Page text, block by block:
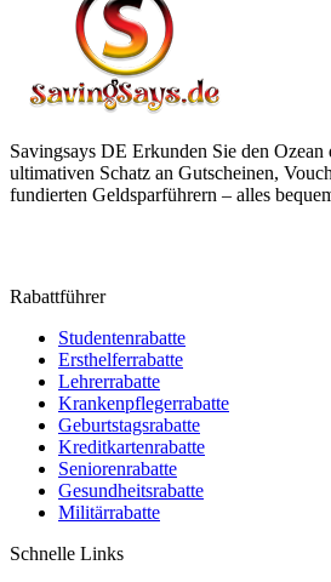
Savingsays DE Erkunden Sie den
ultimativen Schatz an Gutscheinen,
fundierten Geldsparführern – alles
Rabattführer
Studentenrabatte
Ersthelferrabatte
Lehrerrabatte
Krankenpflegerrabatte
Geburtstagsrabatte
Kreditkartenrabatte
Seniorenrabatte
Gesundheitsrabatte
Militärrabatte
Schnelle Links